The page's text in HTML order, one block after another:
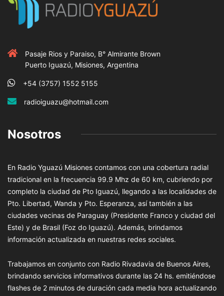
Pasaje Rios y Paraiso, B° Almirante Brown
Puerto Iguazú, Misiones, Argentina
+54 (3757) 1552 5155
radioiguazu@hotmail.com
Nosotros
En Radio Yguazú Misiones contamos con una cobertura radial
tradicional en la frecuencia 99.9 Mhz de 60 km, cubriendo por
completo la ciudad de Pto Iguazú, llegando a las localidades de
Pto. Libertad, Wanda y Pto. Esperanza, así también a las
ciudades vecinas de Paraguay (Presidente Franco y ciudad del
Este) y de Brasil (Foz do Iguazú). Además, brindamos
información actualizada en nuestras redes sociales.
Trabajamos en conjunto con Radio Rivadavia de Buenos Aires,
brindando servicios informativos durante las 24 hs. emitiéndose
flashes de 2 minutos de duración cada media hora actualizando